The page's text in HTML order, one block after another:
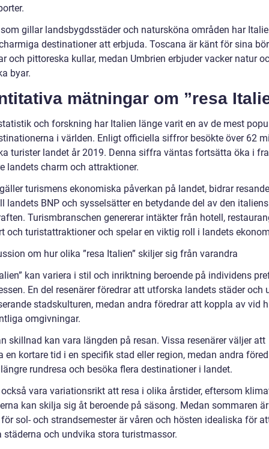
gillar landsbygdsstäder och natursköna områden har
destinationer att erbjuda. Toscana är känt för sina
och pittoreska kullar, medan Umbrien erbjuder vacker natur
byar.
mätningar om ”resa
och forskning har Italien länge varit en av de mest
i världen. Enligt officiella siffror besökte över 62
turister landet år 2019. Denna siffra väntas fortsätta öka i
landets charm och attraktioner.
turismens ekonomiska påverkan på landet, bidrar
landets BNP och sysselsätter en betydande del av den
Turismbranschen genererar intäkter från hotell,
och turistattraktioner och spelar en viktig roll i landets
om hur olika ”resa Italien” skiljer sig från varandra
kan variera i stil och inriktning beroende på individens
En del resenärer föredrar att utforska landets städer och
stadskulturen, medan andra föredrar att koppla av vid
omgivningar.
skillnad kan vara längden på resan. Vissa resenärer väljer att
en kortare tid i en specifik stad eller region, medan andra
rundresa och besöka flera destinationer i landet.
vara variationsrikt att resa i olika årstider, eftersom
kan skilja sig åt beroende på säsong. Medan sommaren är
sol- och strandsemester är våren och hösten idealiska för
städerna och undvika stora turistmassor.